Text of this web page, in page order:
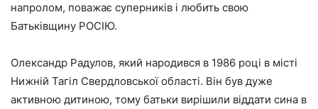
напролом, поважає суперників і любить свою
Батьківщину РОСІЮ.
Олександр Радулов, який народився в 1986 році в місті
Нижній Тагіл Свердловської області. Він був дуже
активною дитиною, тому батьки вирішили віддати сина в